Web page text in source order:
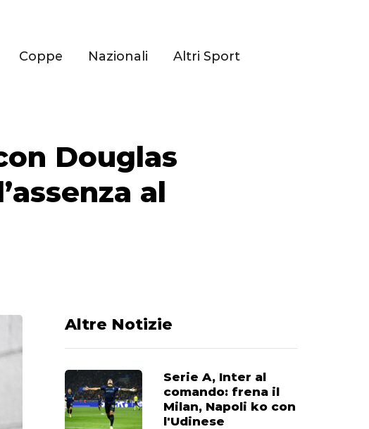
Coppe Nazionali Altri Sport
Douglas
al
Altre Notizie
Serie A, Inter al
comando: frena il
Milan, Napoli ko con
l'Udinese